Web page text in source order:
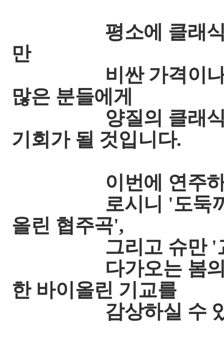
평소에 클래식 공
만
비싼 가격이나 시
많은 분들에게
양질의 클래식 연
기회가 될 것입니다.
이번에 연주하
로시니 '도둑까치
올린 협주곡',
그리고 슈만 '교
다가오는 봄의 느
한 바이올린 기교를
감상하실 수 있는